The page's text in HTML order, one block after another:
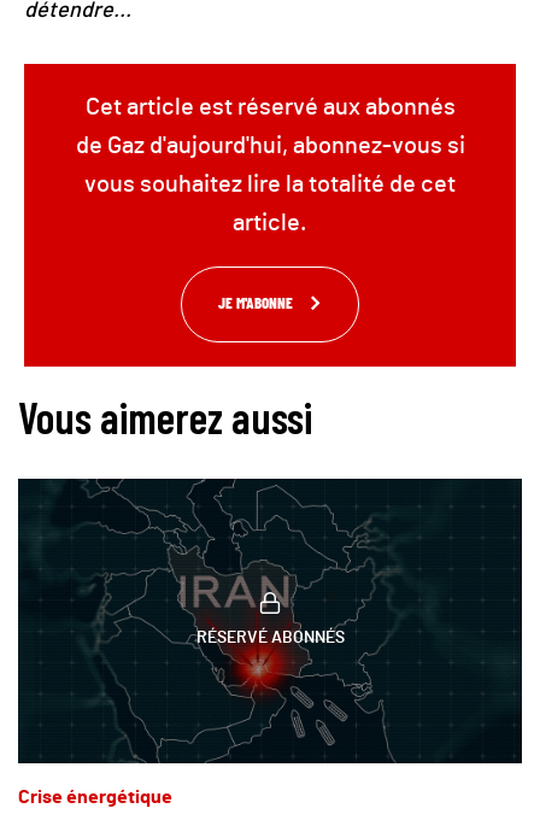
détendre...
Cet article est réservé aux abonnés
de Gaz d'aujourd'hui, abonnez-vous si
vous souhaitez lire la totalité de cet
article.
JE M'ABONNE
Vous aimerez aussi
RÉSERVÉ ABONNÉS
Crise énergétique